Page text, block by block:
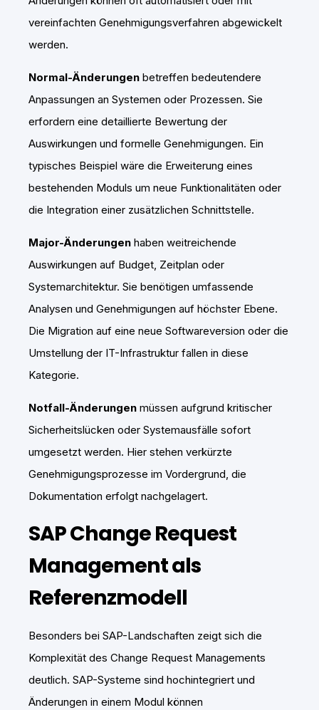
vereinfachten Genehmigungsverfahren abgewickelt
werden.
Normal-Änderungen betreffen bedeutendere
Anpassungen an Systemen oder Prozessen. Sie
erfordern eine detaillierte Bewertung der
Auswirkungen und formelle Genehmigungen. Ein
typisches Beispiel wäre die Erweiterung eines
bestehenden Moduls um neue Funktionalitäten oder
die Integration einer zusätzlichen Schnittstelle.
Major-Änderungen haben weitreichende
Auswirkungen auf Budget, Zeitplan oder
Systemarchitektur. Sie benötigen umfassende
Analysen und Genehmigungen auf höchster Ebene.
Die Migration auf eine neue Softwareversion oder die
Umstellung der IT-Infrastruktur fallen in diese
Kategorie.
Notfall-Änderungen müssen aufgrund kritischer
Sicherheitslücken oder Systemausfälle sofort
umgesetzt werden. Hier stehen verkürzte
Genehmigungsprozesse im Vordergrund, die
Dokumentation erfolgt nachgelagert.
SAP Change Request
Management als
Referenzmodell
Besonders bei SAP-Landschaften zeigt sich die
Komplexität des Change Request Managements
deutlich. SAP-Systeme sind hochintegriert und
Änderungen in einem Modul können